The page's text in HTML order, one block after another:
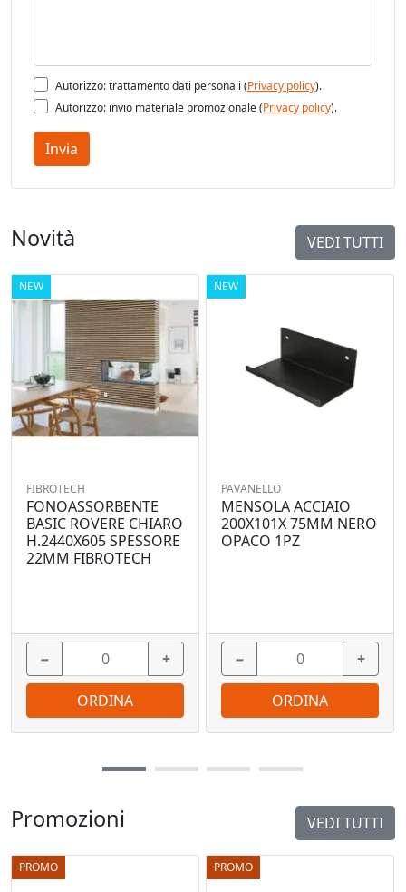
Autorizzo: trattamento dati personali (Privacy policy).
Autorizzo: invio materiale promozionale (Privacy policy).
Invia
Promozioni VEDI TUTTI
PROMO PROMO
Novità VEDI TUTTI
NEW
FIBROTECH
FONOASSORBENTE
BASIC ROVERE CHIARO
H.2440X605 SPESSORE
22MM FIBROTECH
− +
ORDINA
NEW
PAVANELLO
MENSOLA ACCIAIO
200X101X 75MM NERO
OPACO 1PZ
− +
ORDINA